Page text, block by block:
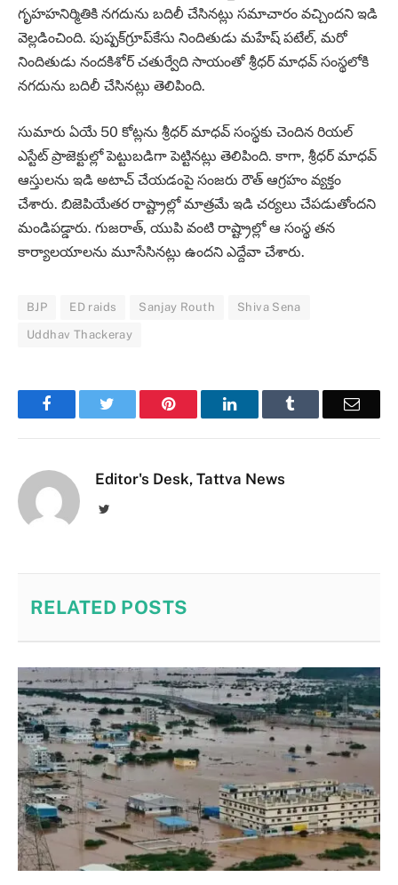
గృహహనిర్మితికి నగదును బదిలీ చేసినట్లు సమాచారం వచ్చిందని ఇడి
వెల్లడించింది. పుష్పక్‌గ్రూప్‌కేసు నిందితుడు మహేష్‌ పటేల్‌, మరో
నిందితుడు నందకిశోర్‌ చతుర్వేది సాయంతో శ్రీధర్‌ మాధవ్‌ సంస్థలోకి
నగదును బదిలీ చేసినట్లు తెలిపింది.
సుమారు ఏయే 50 కోట్లను శ్రీధర్‌ మాధవ్‌ సంస్థకు చెందిన రియల్‌
ఎస్టేట్‌ ప్రాజెక్టుల్లో పెట్టుబడిగా పెట్టినట్లు తెలిపింది. కాగా, శ్రీధర్‌ మాధవ్‌
ఆస్తులను ఇడి అటాచ్‌ చేయడంపై సంజరు రౌత్‌ ఆగ్రహం వ్యక్తం
చేశారు. బిజెపియేతర రాష్ట్రాల్లో మాత్రమే ఇడి చర్యలు చేపడుతోందని
మండిపడ్డారు. గుజరాత్‌, యుపి వంటి రాష్ట్రాల్లో ఆ సంస్థ తన
కార్యాలయాలను మూసేసినట్లు ఉందని ఎద్దేవా చేశారు.
BJP ED raids Sanjay Routh Shiva Sena
Uddhav Thackeray
Facebook Pinterest LinkedIn Email
Editor's Desk, Tattva News
Twitter
RELATED POSTS